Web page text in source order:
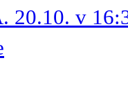
20.10. v